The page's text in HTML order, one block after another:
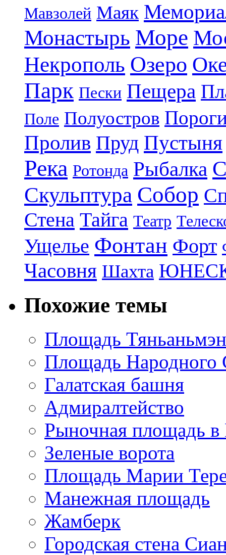
Мавзолей Маяк
Монастырь Море
Некрополь Озеро
Парк Пески Пещера
Поле Полуостров
Пролив Пруд Пустыня
Река Ротонда Рыбалка
Скульптура Собор
Стена Тайга Театр
Ущелье Фонтан Форт
Часовня Шахта
Похожие темы
Площадь
Площадь Народного
Галатская башня
Адмиралтейство
Рыночная площадь в
Зеленые ворота
Площадь Марии
Манежная площадь
Жамберк
Городская стена